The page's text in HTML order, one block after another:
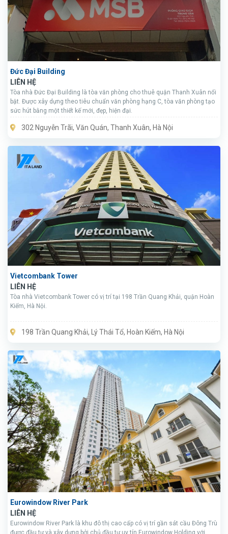
Đức Đại Building
LIÊN HỆ
Tòa nhà Đức Đại Building là tòa văn phòng cho thuê quận Thanh Xuân nổi
bật. Được xây dựng theo tiêu chuẩn văn phòng hạng C, tòa văn phòng tạo
sức hút bằng một thiết kế mới, đẹp, hiện đại.
302 Nguyễn Trãi, Văn Quán, Thanh Xuân, Hà Nội
Vietcombank Tower
LIÊN HỆ
Tòa nhà Vietcombank Tower có vị trí tại 198 Trần Quang Khải, quận Hoàn
Kiếm, Hà Nội.
198 Trần Quang Khải, Lý Thái Tổ, Hoàn Kiếm, Hà Nội
Eurowindow River Park
LIÊN HỆ
Eurowindow River Park là khu đô thị cao cấp có vị trí gần sát cầu Đông Trù